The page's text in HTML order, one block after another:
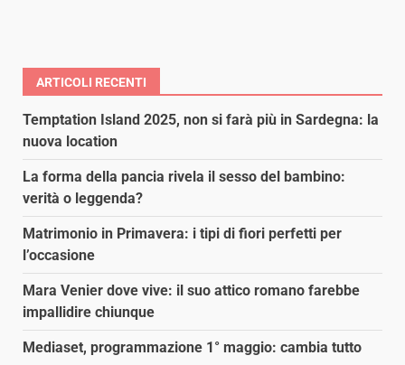
ARTICOLI RECENTI
Temptation Island 2025, non si farà più in Sardegna: la
nuova location
La forma della pancia rivela il sesso del bambino:
verità o leggenda?
Matrimonio in Primavera: i tipi di fiori perfetti per
l’occasione
Mara Venier dove vive: il suo attico romano farebbe
impallidire chiunque
Mediaset, programmazione 1° maggio: cambia tutto